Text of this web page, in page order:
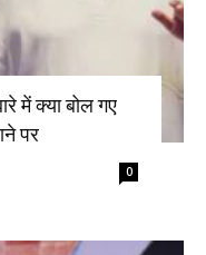
में क्या बोल गए
पर
0